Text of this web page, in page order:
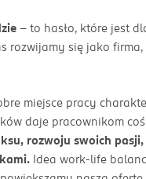
– to hasło, które jest
rozwijamy się jako
miejsce pracy
daje pracownikom coś
rozwoju swoich
Idea work-life